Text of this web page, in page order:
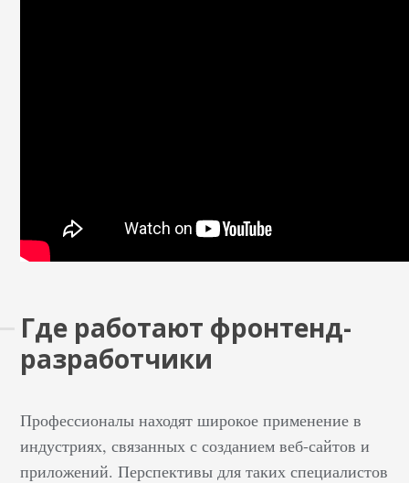
Где работают фронтенд-
разработчики
Профессионалы находят широкое применение в
индустриях, связанных с созданием веб-сайтов и
приложений. Перспективы для таких специалистов